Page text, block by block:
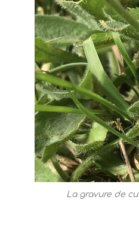
La gravure de